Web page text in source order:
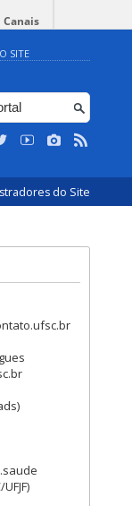
Canais
SITE
do Site